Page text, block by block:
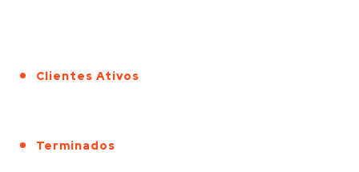
Clientes Ativos
Terminados